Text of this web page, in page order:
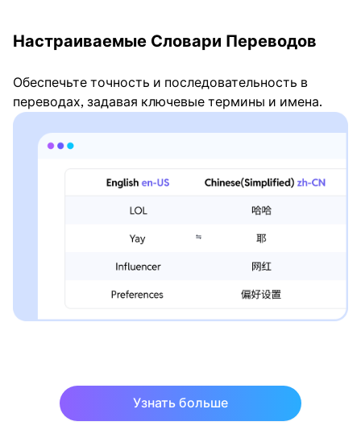
Настраиваемые Словари Переводов
Обеспечьте точность и последовательность в
переводах, задавая ключевые термины и имена.
Узнать больше